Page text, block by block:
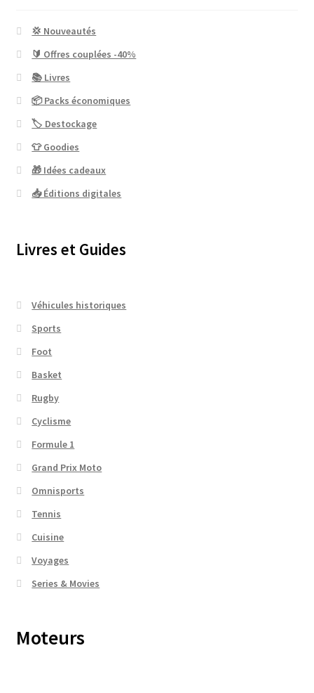
💢 Nouveautés
🔰 Offres couplées -40%
📚 Livres
📦 Packs économiques
🏷 Destockage
👕 Goodies
🎁 Idées cadeaux
📥 Éditions digitales
Livres et Guides
Véhicules historiques
Sports
Foot
Basket
Rugby
Cyclisme
Formule 1
Grand Prix Moto
Omnisports
Tennis
Cuisine
Voyages
Series & Movies
Moteurs